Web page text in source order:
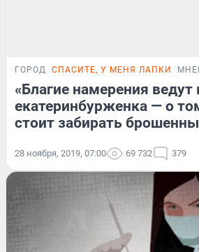
ГОРОД СПАСИТЕ, У МЕНЯ ЛАПКИ
«Благие намерения ведут
екатеринбурженка — о
стоит забирать
28 ноября, 2019, 07:00 69 732 379